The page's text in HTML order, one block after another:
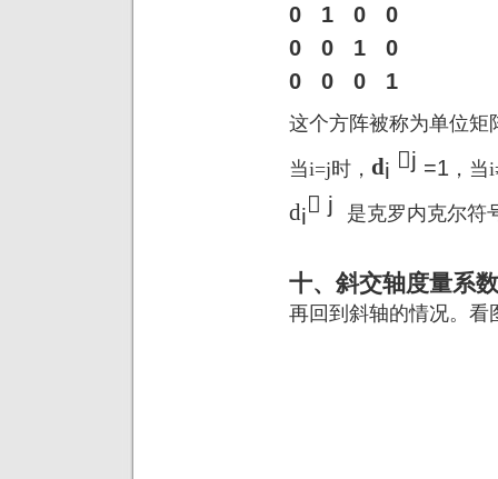
0
1 0
0
0
0 1
0
0
0 0 1
这个方阵被称为单位矩
当i=j时， di j =1 ，当i
di j 是克罗内克尔符
十、斜交轴度量系数
再回到斜轴的情况。看